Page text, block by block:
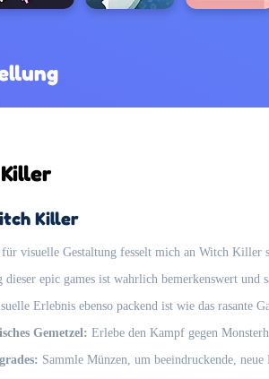
Killer
visuelle Gestaltung fesselt mich an Witch Killer
dieser epic games ist wahrlich bemerkenswert
Erlebnis ebenso packend ist wie das rasante
Gemetzel: Erlebe den Kampf gegen
Sammle Münzen, um beeindruckende,